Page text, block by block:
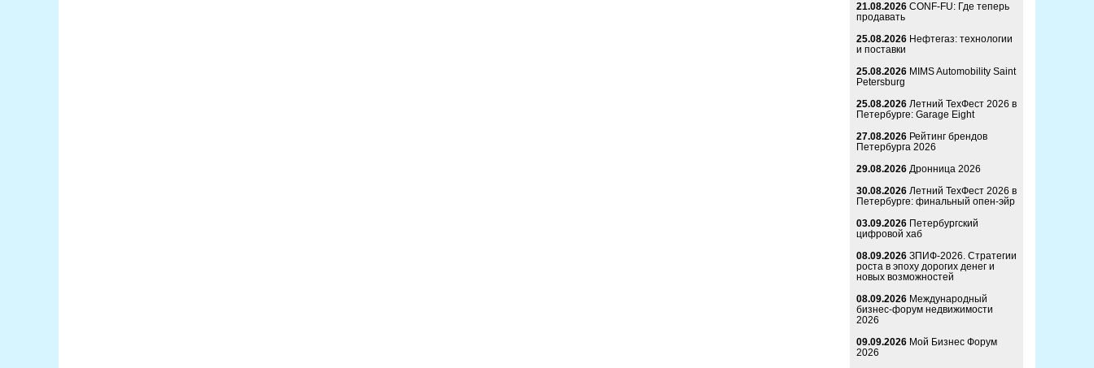
21.08.2026 CONF-FU: Где теперь
продавать
25.08.2026 Нефтегаз: технологии
и поставки
25.08.2026 MIMS Automobility Saint
Petersburg
25.08.2026 Летний ТехФест 2026 в
Петербурге: Garage Eight
27.08.2026 Рейтинг брендов
Петербурга 2026
29.08.2026 Дронница 2026
30.08.2026 Летний ТехФест 2026 в
Петербурге: финальный опен-эйр
03.09.2026 Петербургский
цифровой хаб
08.09.2026 ЗПИФ-2026. Стратегии
роста в эпоху дорогих денег и
новых возможностей
08.09.2026 Международный
бизнес-форум недвижимости
2026
09.09.2026 Мой Бизнес Форум
2026